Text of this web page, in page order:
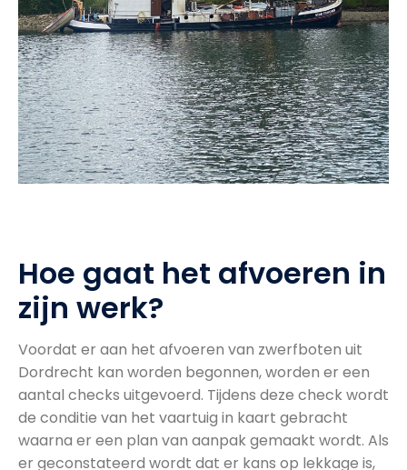
Hoe gaat het afvoeren in
zijn werk?
Voordat er aan het afvoeren van zwerfboten uit
Dordrecht kan worden begonnen, worden er een
aantal checks uitgevoerd. Tijdens deze check wordt
de conditie van het vaartuig in kaart gebracht
waarna er een plan van aanpak gemaakt wordt. Als
er geconstateerd wordt dat er kans op lekkage is,